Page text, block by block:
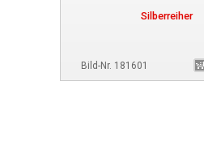
Silberreiher
Bild-Nr. 181601